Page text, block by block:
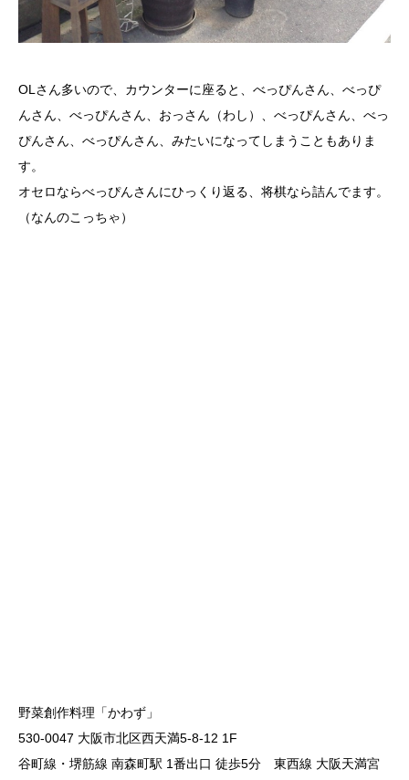
OLさん多いので、カウンターに座ると、べっぴんさん、べっぴ
んさん、べっぴんさん、おっさん（わし）、べっぴんさん、べっ
ぴんさん、べっぴんさん、みたいになってしまうこともありま
す。
オセロならべっぴんさんにひっくり返る、将棋なら詰んでます。
（なんのこっちゃ）
野菜創作料理「かわず」
530-0047 大阪市北区西天満5-8-12 1F
谷町線・堺筋線 南森町駅 1番出口 徒歩5分 東西線 大阪天満宮